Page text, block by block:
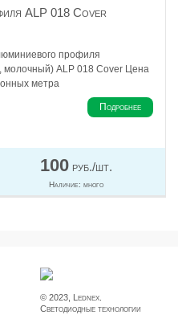
ALP 018 Cover
профиля
молочный) ALP 018 Cover Цена
метра
Подробнее
100руб./шт.
Наличие: много
© 2023, Lednex.
Светодиодные технологии